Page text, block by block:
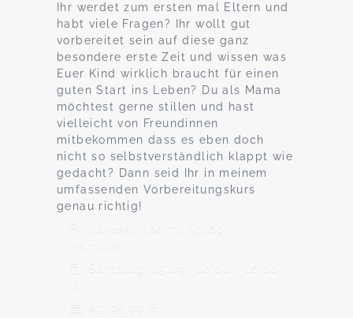
Ihr werdet zum ersten mal Eltern und
habt viele Fragen? Ihr wollt gut
vorbereitet sein auf diese ganz
besondere erste Zeit und wissen was
Euer Kind wirklich braucht für einen
guten Start ins Leben? Du als Mama
möchtest gerne stillen und hast
vielleicht von Freundinnen
mitbekommen dass es eben doch
nicht so selbstverständlich klappt wie
gedacht? Dann seid Ihr in meinem
umfassenden Vorbereitungskurs
genau richtig!
Lavesstraße 71, 30169
Hannover
Samstag, 05.09., 10:00 - 16:00
Ab 95,00 €